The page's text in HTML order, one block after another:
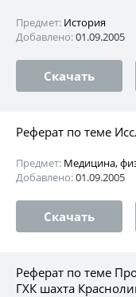
Предмет: История
Добавлено:01.09.2005
Скачать
Реферат по теме
Предмет: Медицина,
Добавлено:01.09.2005
Скачать
Реферат по теме
ГХК шахта